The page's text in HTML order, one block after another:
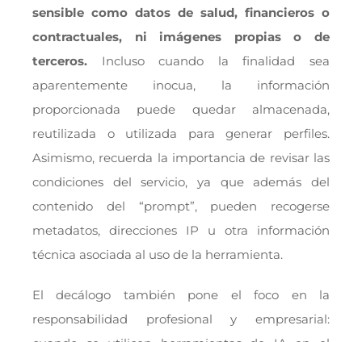
sensible como datos de salud, financieros o
contractuales, ni imágenes propias o de
terceros.Incluso cuando la finalidad sea
aparentemente inocua, la información
proporcionada puede quedar almacenada,
reutilizada o utilizada para generar perfiles.
Asimismo, recuerda la importancia de revisar las
condiciones del servicio, ya que además del
contenido del “prompt”, pueden recogerse
metadatos, direcciones IP u otra información
técnica asociada al uso de la herramienta.
El decálogo también pone el foco en la
responsabilidad profesional y empresarial: